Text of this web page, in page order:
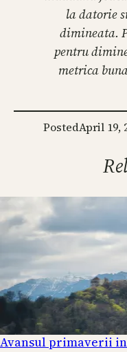
la datorie
dimineata.
pentru
metrica
PostedApril 19,
Avansul primaverii